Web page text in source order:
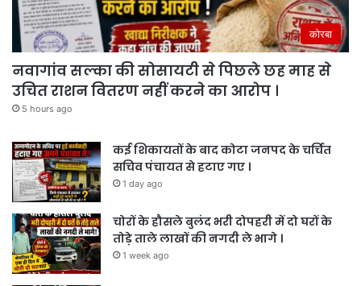
कोरबा
नवागांव सल्का की सोसायटी से पिछले छह माह से
उचित राशन वितरण नहीं करने का आरोप ।
5 hours ago
कई शिकायतों के बाद कोटा जनपद के चर्चित
सचिव पंचायत से हटाए गए ।
1 day ago
चोरों के हौसले बुलंद भरी दोपहरी में दो घरों के
तोड़े ताले लाखों की नगदी ले भागे ।
1 week ago